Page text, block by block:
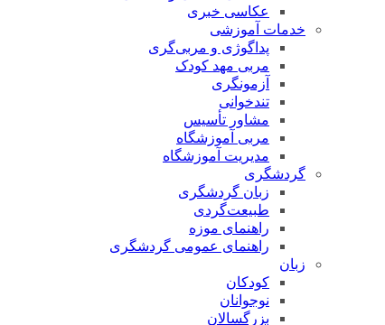
عکاسی خبری
خدمات آموزشی
پداگوژی و مربی‌گری
مربی مهد کودک
آزمونگری
تندخوانی
مشاور تأسیس
مربی آموزشگاه
مدیریت آموزشگاه
گردشگری
زبان گردشگری
طبیعت‌گردی
راهنمای موزه
راهنمای عمومی گردشگری
زبان
کودکان
نوجوانان
بزرگسالان